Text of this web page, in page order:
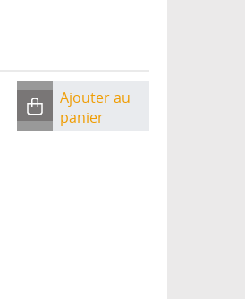
Ajouter au
panier